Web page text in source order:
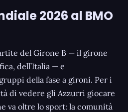
2026 al BMO
del Girone B — il girone
dell’Italia — e
della fase a gironi. Per i
di vedere gli Azzurri giocare
va oltre lo sport: la comunità